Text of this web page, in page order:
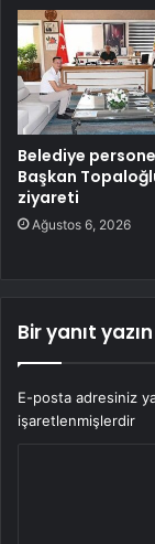
Belediye
Başkan
ziyareti
Ağustos 6, 2026
Bir yanıt yazın
E-posta adresiniz
işaretlenmişlerdir